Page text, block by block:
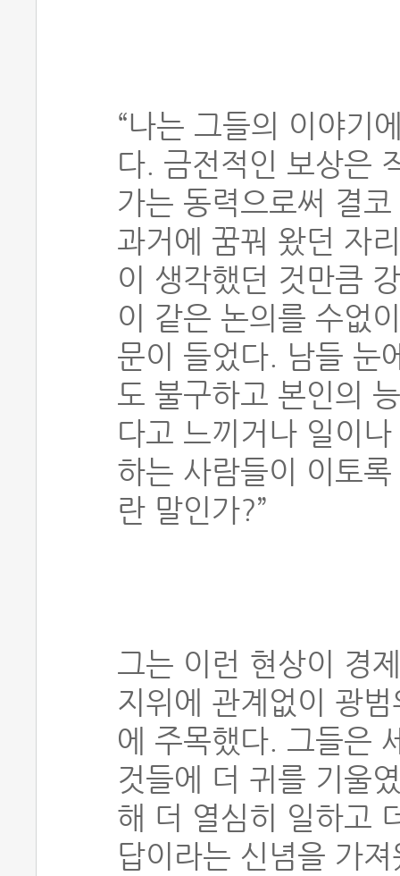
“나는 그들의 이야기
다. 금전적인 보상은
가는 동력으로써 결
과거에 꿈꿔 왔던 자
이 생각했던 것만큼
이 같은 논의를 수없
문이 들었다. 남들 눈
도 불구하고 본인의
다고 느끼거나 일이
하는 사람들이 이토
란 말인가?”
그는 이런 현상이 경
지위에 관계없이 광
에 주목했다. 그들은
것들에 더 귀를 기울
해 더 열심히 일하고
답이라는 신념을 가